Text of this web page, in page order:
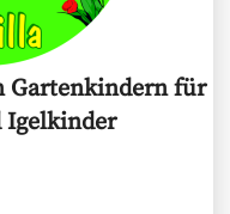
Gartenkindern für
Igelkinder